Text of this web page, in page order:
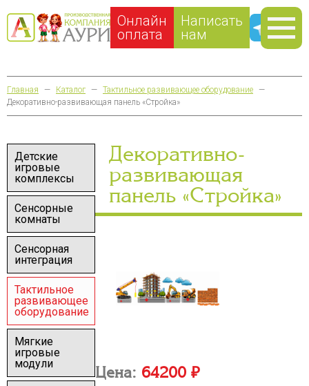
Онлайн
оплата
Написать
нам
Главная — Каталог — Тактильное развивающее оборудование —
Декоративно-развивающая панель «Стройка»
Детские
игровые
комплексы
Сенсорные
комнаты
Сенсорная
интеграция
Тактильное
развивающее
оборудование
Мягкие
игровые
модули
Декоративно-
развивающая
панель «Стройка»
Цена: 64200 ₽